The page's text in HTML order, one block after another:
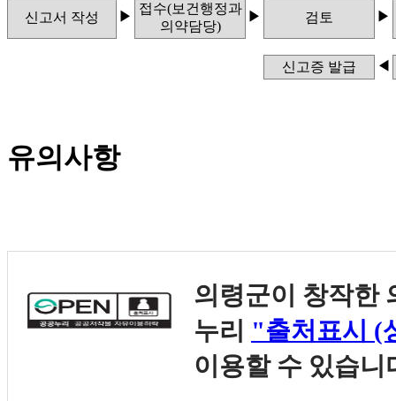
신고서 작성 ▶
접수(보건행정과
의약담당)
▶ 검토 ▶
신고증 발급 ◀
유의사항
의령군이 창작한
누리 "출처표시 (
이용할 수 있습니